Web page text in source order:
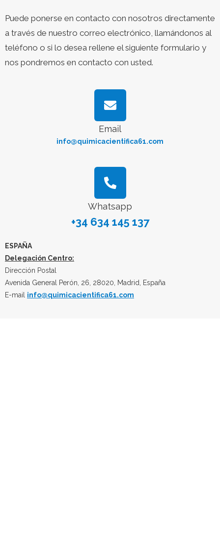
Puede ponerse en contacto con nosotros directamente
a través de nuestro correo electrónico, llamándonos al
teléfono o si lo desea rellene el siguiente formulario y
nos pondremos en contacto con usted.
Email
info@quimicacientifica61.com
Whatsapp
+34 634 145 137
ESPAÑA
Delegación Centro:
Dirección Postal
Avenida General Perón, 26, 28020, Madrid, España
E-mail info@quimicacientifica61.com